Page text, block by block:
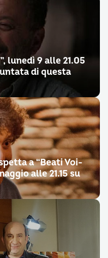
lunedì 9 alle 21.05
di questa
a “Beati Voi-
alle 21.15 su